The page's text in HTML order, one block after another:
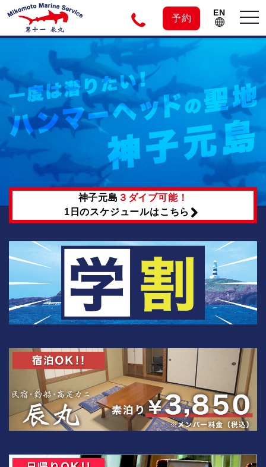
予約
EN
神
子
元
島
の
ダ
イ
ビ
グ
な
度
は
潜
っ
て
み
た
い！
ハ
マ
ヘ
神子元島 ３ダイブ可能！
1日のスケジュールはこちら